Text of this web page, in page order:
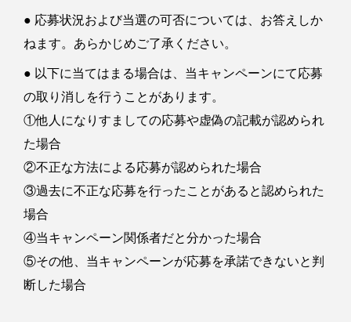
● 応募状況および当選の可否については、お答えしか
ねます。あらかじめご了承ください。
● 以下に当てはまる場合は、当キャンペーンにて応募
の取り消しを行うことがあります。
①他人になりすましての応募や虚偽の記載が認められ
た場合
②不正な方法による応募が認められた場合
③過去に不正な応募を行ったことがあると認められた
場合
④当キャンペーン関係者だと分かった場合
⑤その他、当キャンペーンが応募を承諾できないと判
断した場合